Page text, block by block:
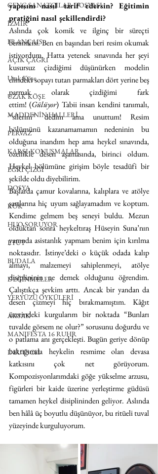
GENÇ SANATÇILAR DOSYASI
İZMİR
FRANÇAIS
AÇIK ÇAĞRI
Uzak Köşe
UZAK KÖŞE
MADDENİN HALLERİ
PERVAZ
KARŞI-KONUŞMALAR
EĞRİ ÇİZGİ
DOSYA
KÖK
HUO SORUYOR
ETÜT
BUDALA
DEĞİNMELER
YERYÜZÜ ÖYKÜLERİ
AKSAK
MANIFESTA 16 RUHR
DEUTSCH
yapısını nasıl tarif edersin? Eğitimin
pratiğini nasıl şekillendirdi?
Aslında çok komik ve ilginç bir süreçti
benimkisi. Ben en başından beri resim okumak
istiyordum. Hatta yetenek sınavında her şeyi
kusursuz çizdiğimi düşünürken modelin
elindeki sopayı tutan parmakları dört yerine beş
parmak olarak çizdiğimi fark
ettim! (Gülüyor) Tabii insan kendini tanımalı,
“silerim” dedim ama unuttum! Resim
bölümünü kazanamamamın nedeninin bu
olduğuna inandım hep ama heykel sınavında,
özellikle desen aşamasında, birinci oldum.
Heykel bölümüne girişim böyle tesadüfi bir
şekilde oldu diyebilirim.
Başlarda çamur kovalarına, kalıplara ve atölye
şartlarına hiç uyum sağlayamadım ve koptum.
Kendime gelmem beş seneyi buldu. Mezun
olduktan sonra heykeltıraş Hüseyin Suna’nın
yanında asistanlık yapmam benim için kırılma
noktasıdır. İstinye’deki o küçük odada kalıp
almayı, malzemeyi sahiplenmeyi, atölye
disiplininin ne demek olduğunu öğrendim.
Çalıştıkça şevkim arttı. Ancak bir yandan da
desen çizmeyi hiç bırakmamıştım. Kâğıt
üzerindeki kurgularım bir noktada “Bunları
tuvalde görsem ne olur?” sorusunu doğurdu ve
o patlama anı gerçekleşti. Bugün geriye dönüp
baktığımda heykelin resmime olan devasa
katkısını çok net görüyorum.
Kompozisyonlarımdaki göğe yükselme arzusu,
figürleri bir kaide üzerine yerleştirme güdüsü
tamamen heykel disiplininden geliyor. Aslında
ben hâlâ üç boyutlu düşünüyor, bu ritüeli tuval
yüzeyinde kurguluyorum.